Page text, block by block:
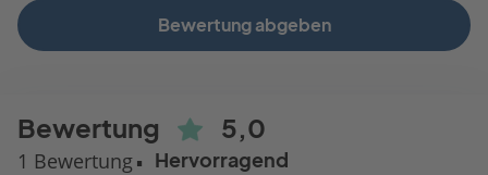
Bewertung abgeben
Bewertung 5,0
1 Bewertung Hervorragend